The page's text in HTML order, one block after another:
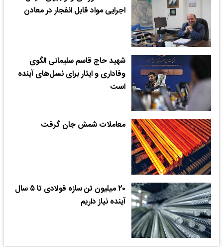
اجرایی مواد قابل انفجار در معادن
شهید حاج قاسم سلیمانی الگوی
وفاداری و ایثار برای نسل‌های آینده
است
معاملات شمش جان گرفت
۲۰ میلیون تن سازه فولادی تا ۵ سال
آینده نیاز داریم